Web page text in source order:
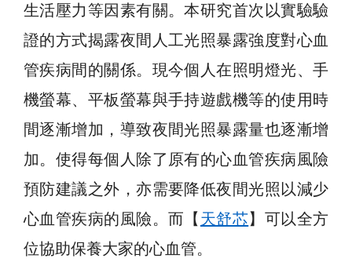
生活壓力等因素有關。本研究首次以實驗驗
證的方式揭露夜間人工光照暴露強度對心血
管疾病間的關係。現今個人在照明燈光、手
機螢幕、平板螢幕與手持遊戲機等的使用時
間逐漸增加，導致夜間光照暴露量也逐漸增
加。使得每個人除了原有的心血管疾病風險
預防建議之外，亦需要降低夜間光照以減少
心血管疾病的風險。而【 天舒芯】可以全方
位協助保養大家的心血管。